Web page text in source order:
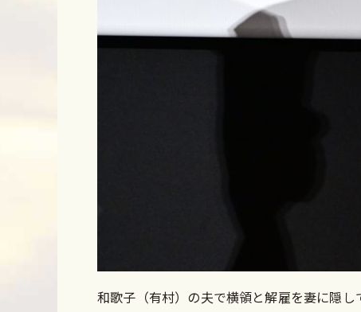
和歌子（有村）の夫で横領と解雇を妻に隠